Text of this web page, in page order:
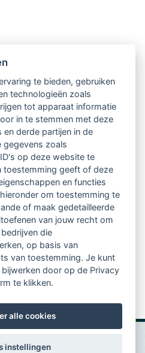
LVSC-
o.a.:
artikelen
van professioneel
activiteiten
te bieden, gebruiken
technologieën zoals
tot apparaat informatie
in te stemmen met deze
derde partijen in de
gegevens zoals
op deze website te
toestemming geeft of deze
en functies
om toestemming te
of maak gedetailleerde
van jouw recht om
die
op basis van
van toestemming. Je kunt
door op de Privacy
te klikken.
alle cookies
instellingen